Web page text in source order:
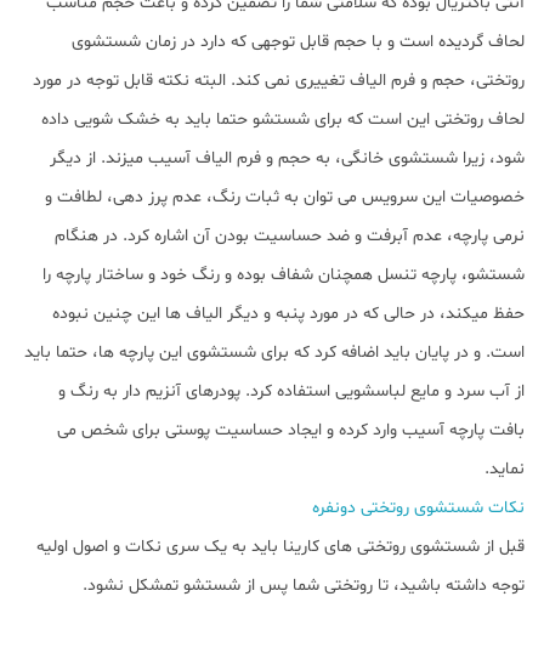
لحاف گردیده است و با حجم قابل توجهی که دارد در زمان شستشوی
روتختی، حجم و فرم الیاف تغییری نمی کند. البته نکته قابل توجه در مورد
لحاف روتختی این است که برای شستشو حتما باید به خشک شویی داده
شود، زیرا شستشوی خانگی، به حجم و فرم الیاف آسیب میزند. از دیگر
ﺧﺼﻮﺻﯿﺎت این سرویس می توان به ﺛﺒﺎت رﻧﮓ، ﻋﺪم ﭘﺮز دﻫﯽ، ﻟﻄﺎﻓﺖ و
ﻧﺮﻣﯽ پارچه، عدم آﺑﺮﻓﺖ و ضد حساسیت بودن آن اشاره کرد. در هنگام
شستشو، پارچه تنسل همچنان شفاف بوده و رنگ خود و ساختار پارچه را
حفظ میکند، در حالی که در مورد پنبه و دیگر الیاف ها این چنین نبوده
است. و در پایان باید اضافه کرد که برای شستشوی این پارچه ها، حتما باید
از آب سرد و مایع لباسشویی استفاده کرد. پودرهای آنزیم دار به رنگ و
بافت پارچه آسیب وارد کرده و ایجاد حساسیت پوستی برای شخص می
نماید.
نکات شستشوی روتختی دونفره
قبل از شستشوی روتختی های کارینا باید به یک سری نکات و اصول اولیه
توجه داشته باشید، تا روتختی شما پس از شستشو تمشکل نشود.